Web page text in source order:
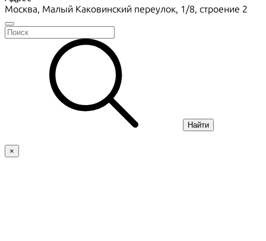
Москва, Малый Каковинский переулок, 1/8, строение 2
Найти
×